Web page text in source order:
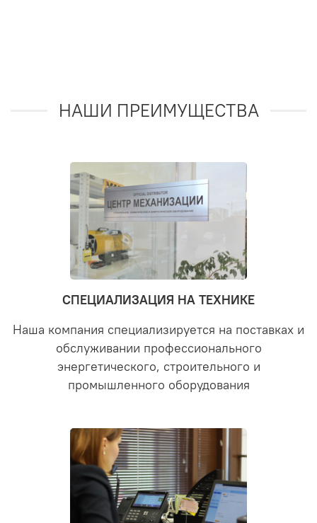
НАШИ ПРЕИМУЩЕСТВА
СПЕЦИАЛИЗАЦИЯ НА ТЕХНИКЕ
Наша компания специализируется на поставках и
обслуживании профессионального
энергетического, строительного и
промышленного оборудования